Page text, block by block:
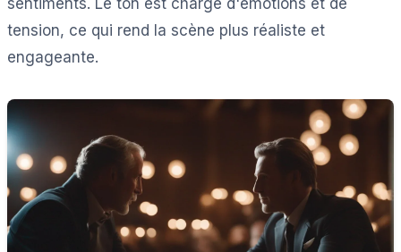
tension, ce qui rend la scène plus réaliste et
engageante.